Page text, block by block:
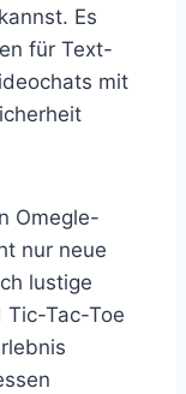
Es
für Text-
mit
Omegle-
nur neue
lustige
Tic-Tac-Toe